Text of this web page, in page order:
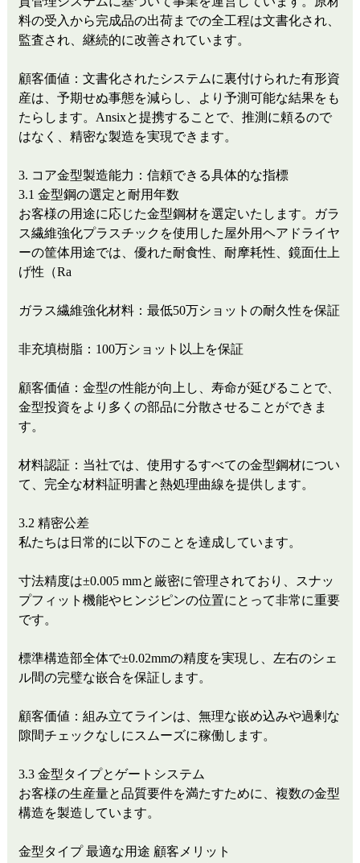
料の受入から完成品の出荷までの全工程は文書化され、
監査され、継続的に改善されています。
顧客価値：文書化されたシステムに裏付けられた有形資
産は、予期せぬ事態を減らし、より予測可能な結果を​​も
たらします。Ansixと提携することで、推測に頼るので
はなく、精密な製造を実現できます。
3. コア金型製造能力：信頼できる具体的な指標
3.1 金型鋼の選定と耐用年数
お客様の用途に応じた金型鋼材を選定いたします。ガラ
ス繊維強化プラスチックを使用した屋外用ヘアドライヤ
ーの筐体用途では、優れた耐食性、耐摩耗性、鏡面仕上
げ性（Ra
ガラス繊維強化材料：最低50万ショットの耐久性を保証
非充填樹脂：100万ショット以上を保証
顧客価値：金型の性能が向上し、寿命が延びることで、
金型投資をより多くの部品に分散させることができま
す。
材料認証：当社では、使用するすべての金型鋼材につい
て、完全な材料証明書と熱処理曲線を提供します。
3.2 精密公差
私たちは日常的に以下のことを達成しています。
寸法精度は±0.005 mmと厳密に管理されており、スナッ
プフィット機能やヒンジピンの位置にとって非常に重要
です。
標準構造部全体で±0.02mmの精度を実現し、左右のシェ
ル間の完璧な嵌合を保証します。
顧客価値：組み立てラインは、無理な嵌め込みや過剰な
隙間チェックなしにスムーズに稼働します。
3.3 金型タイプとゲートシステム
お客様の生産量と品質要件を満たすために、複数の金型
構造を製造しています。
金型タイプ 最適な用途 顧客メリット